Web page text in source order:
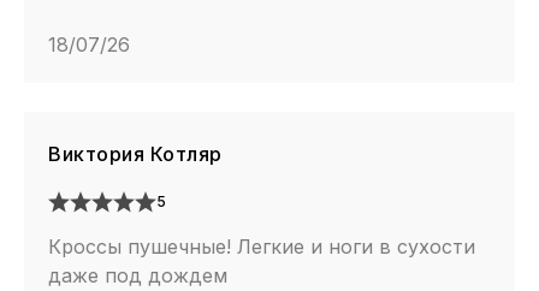
18/07/26
Виктория Котляр
5
Кроссы пушечные! Легкие и ноги в сухости
даже под дождем